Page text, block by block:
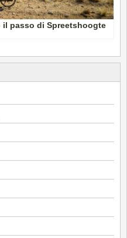
il passo di Spreetshoogte